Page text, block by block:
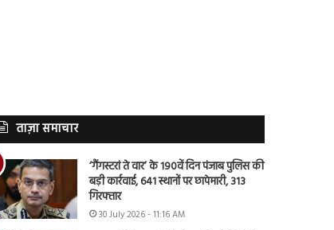
ताज़ा समाचार
‘गैंगस्टरां ते वार’ के 190वें दिन पंजाब पुलिस की
बड़ी कार्रवाई, 641 स्थानों पर छापेमारी, 313
गिरफ्तार
30 July 2026 - 11:16 AM